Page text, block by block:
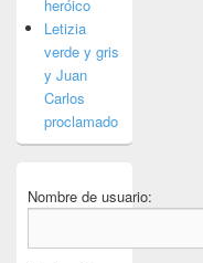
heróico
Letizia
verde y gris
y Juan
Carlos
proclamado
Nombre de usuario: